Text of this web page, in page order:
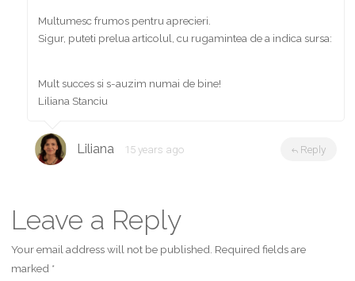
Multumesc frumos pentru aprecieri.
Sigur, puteti prelua articolul, cu rugamintea de a indica sursa:
Mult succes si s-auzim numai de bine!
Liliana Stanciu
Liliana 15 years ago Reply
Leave a Reply
Your email address will not be published. Required fields are
marked *